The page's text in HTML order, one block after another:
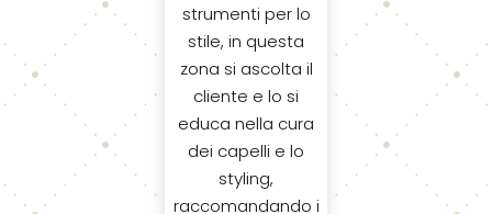
strumenti per lo
stile, in questa
zona si ascolta il
cliente e lo si
educa nella cura
dei capelli e lo
styling,
raccomandando i